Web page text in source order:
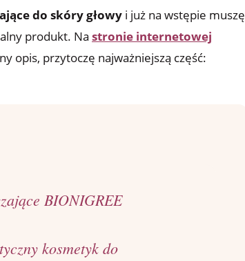
do skóry głowy i już na wstępie muszę
produkt. Na stronie internetowej
opis, przytoczę najważniejszą część:
BIONIGREE
kosmetyk do